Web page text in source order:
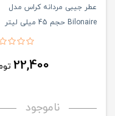
عطر جیبی مردانه کراس مدل
Bilonaire حجم 45 میلی لیتر
22,400
ناموجود